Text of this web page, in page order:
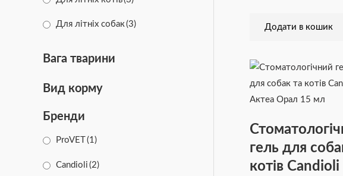
Для літніх собак(3)
Вага тварини
Вид корму
Бренди
ProVET (1)
Candioli (2)
Додати в кошик
гель для
котів Candioli